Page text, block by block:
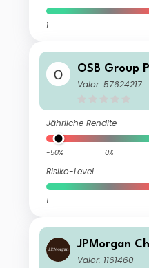
1
OSB Group
Valor: 57624217
Jährliche Rendite
-50% 0%
Risiko-Level
1
JPMorgan
Valor: 1161460